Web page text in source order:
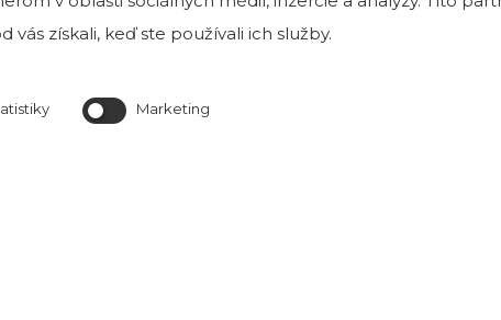
v našej exteriérovej vzorkovni v Bratislave na Magnetovej
získali, keď ste používali ich služby.
Marketing